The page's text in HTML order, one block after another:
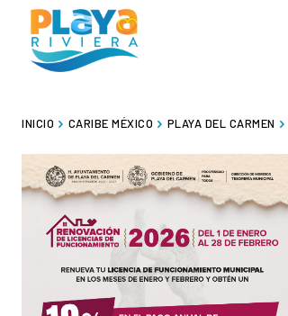
INICIO CARIBE MÉXICO PLAYA DEL CARMEN